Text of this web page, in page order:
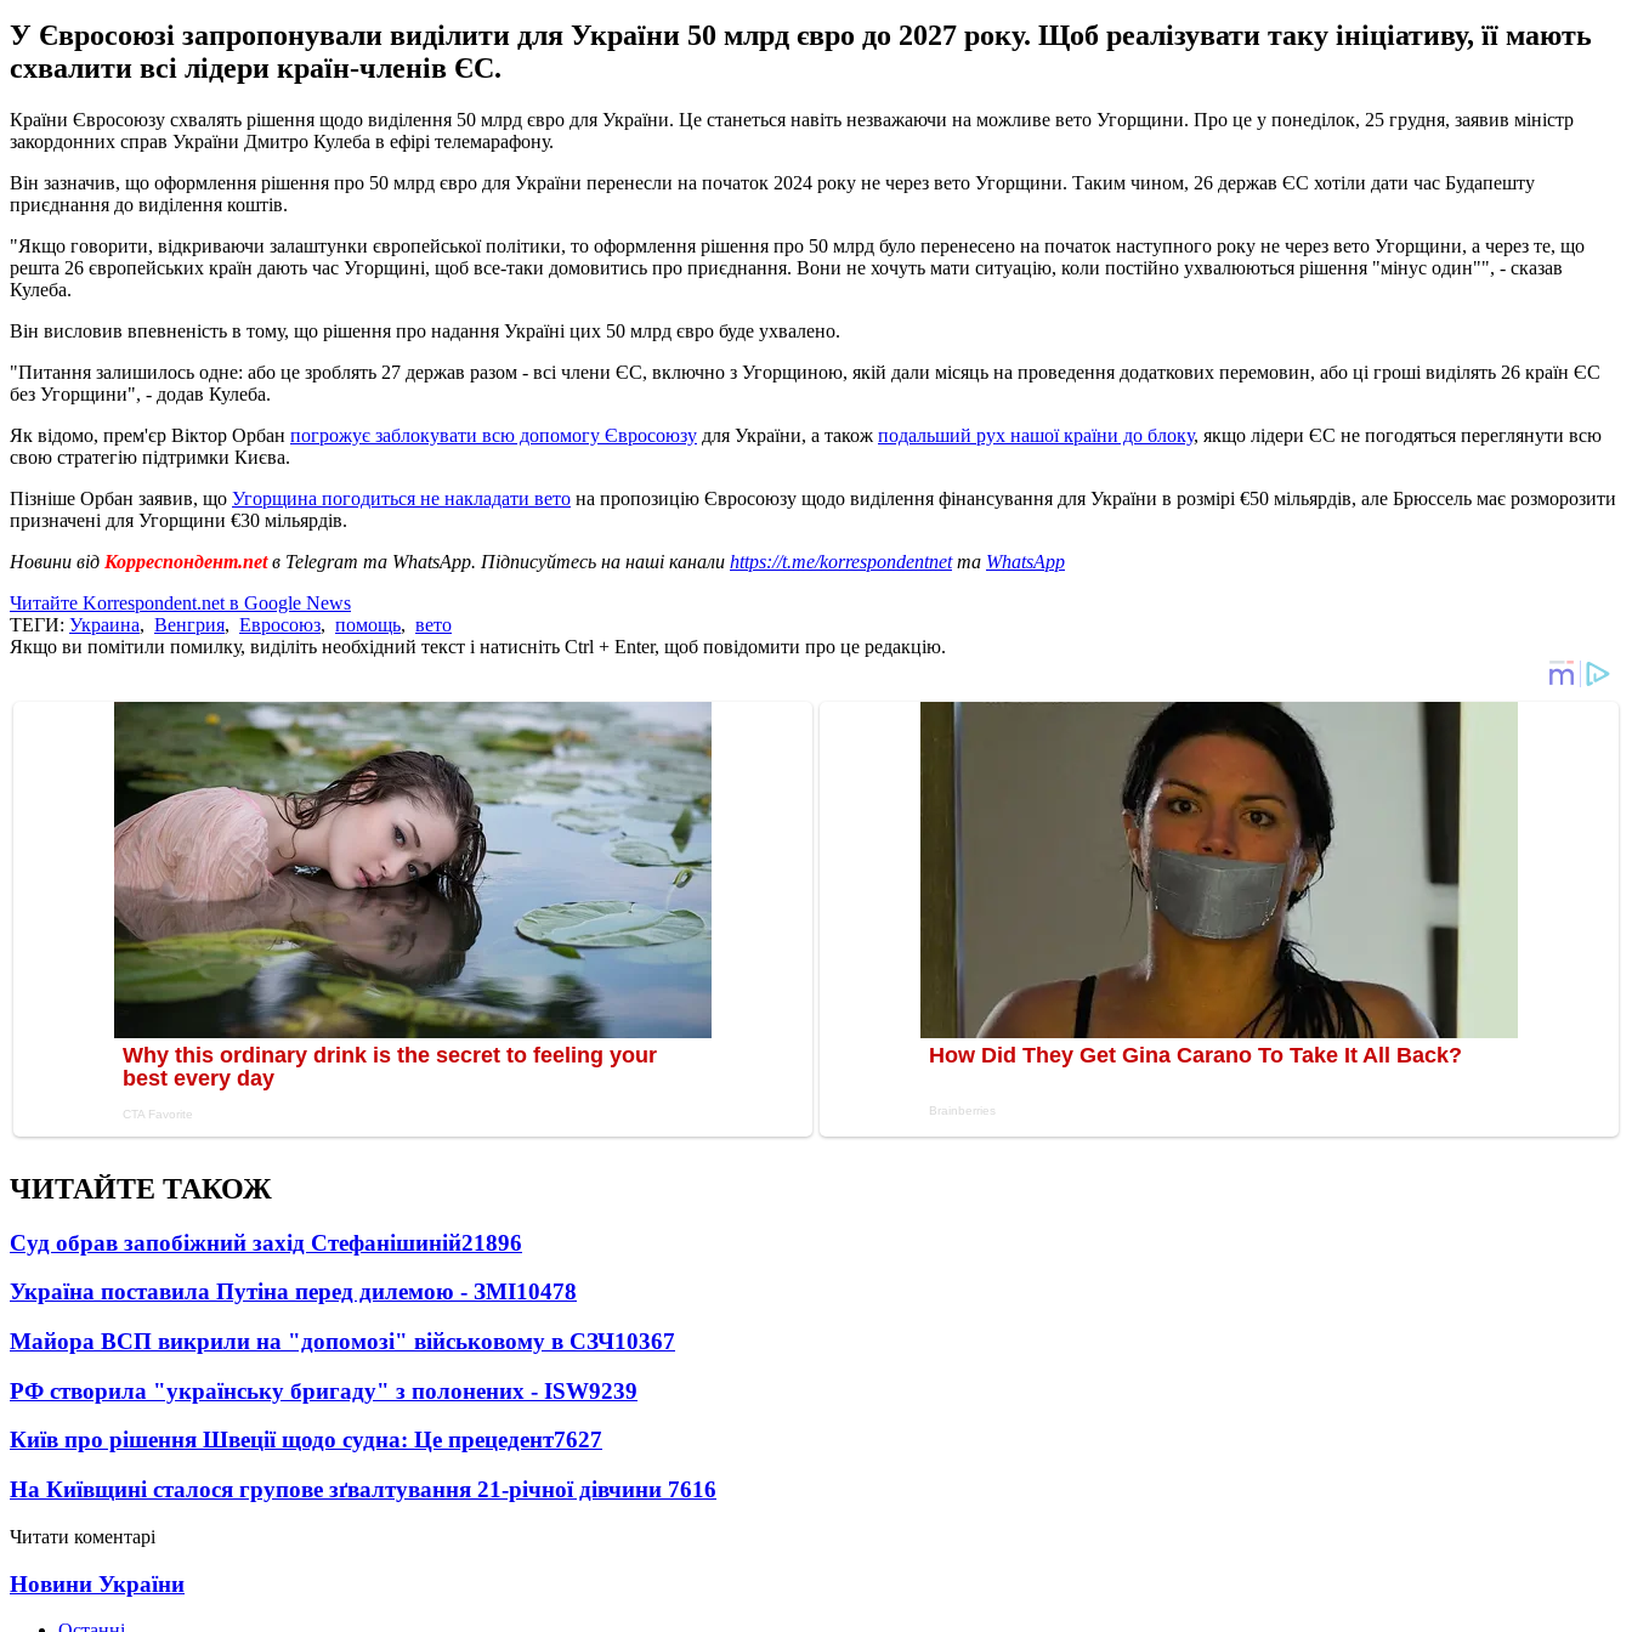
У Євросоюзі запропонували виділити для України 50 млрд євро до 2027 року. Щоб реалізувати таку ініціативу, її мають
схвалити всі лідери країн-членів ЄС.
Країни Євросоюзу схвалять рішення щодо виділення 50 млрд євро для України. Це станеться навіть незважаючи на можливе вето Угорщини. Про це у понеділок, 25 грудня, заявив міністр
закордонних справ України Дмитро Кулеба в ефірі телемарафону.
Він зазначив, що оформлення рішення про 50 млрд євро для України перенесли на початок 2024 року не через вето Угорщини. Таким чином, 26 держав ЄС хотіли дати час Будапешту
приєднання до виділення коштів.
"Якщо говорити, відкриваючи залаштунки європейської політики, то оформлення рішення про 50 млрд було перенесено на початок наступного року не через вето Угорщини, а через те, що
решта 26 європейських країн дають час Угорщині, щоб все-таки домовитись про приєднання. Вони не хочуть мати ситуацію, коли постійно ухвалюються рішення "мінус один"", - сказав
Кулеба.
Він висловив впевненість в тому, що рішення про надання Україні цих 50 млрд євро буде ухвалено.
"Питання залишилось одне: або це зроблять 27 держав разом - всі члени ЄС, включно з Угорщиною, якій дали місяць на проведення додаткових перемовин, або ці гроші виділять 26 країн ЄС
без Угорщини", - додав Кулеба.
Як відомо, прем'єр Віктор Орбан погрожує заблокувати всю допомогу Євросоюзу для України, а також подальший рух нашої країни до блоку, якщо лідери ЄС не погодяться переглянути всю
свою стратегію підтримки Києва.
Пізніше Орбан заявив, що Угорщина погодиться не накладати вето на пропозицію Євросоюзу щодо виділення фінансування для України в розмірі €50 мільярдів, але Брюссель має розморозити
призначені для Угорщини €30 мільярдів.
Новини від Корреспондент.netв Telegram та WhatsApp. Підписуйтесь на наші канали https://t.me/korrespondentnetта WhatsApp
Читайте Korrespondent.net в Google News
ТЕГИ: Украина, Венгрия, Евросоюз, помощь, вето
Якщо ви помітили помилку, виділіть необхідний текст і натисніть Ctrl + Enter, щоб повідомити про це редакцію.
ЧИТАЙТЕ ТАКОЖ
Суд обрав запобіжний захід Стефанішиній21896
Україна поставила Путіна перед дилемою - ЗМІ10478
Майора ВСП викрили на "допомозі" військовому в СЗЧ10367
РФ створила "українську бригаду" з полонених - ISW9239
Київ про рішення Швеції щодо судна: Це прецедент7627
На Київщині сталося групове зґвалтування 21-річної дівчини 7616
Читати коментарі
Новини України